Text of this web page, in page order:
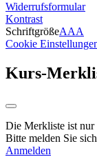
Widerrufsformular
Kontrast
SchriftgrößeAAA
Cookie
Kurs-
Die Merkliste ist nur
Bitte melden Sie
Anmelden